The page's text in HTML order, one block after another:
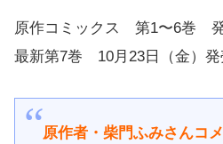
原作コミックス 第1〜6巻
最新第7巻 10月23日（金）発
原作者・ 柴門ふみさんコ